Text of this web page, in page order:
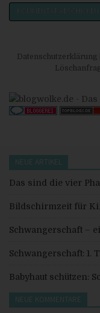
Datenschutzerklärung
NEUE ARTIKEL
Das sind die vier
Bildschirmzeit für
Schwangerschaft –
Schwangerschaft: 1.
Babyhaut schützen:
NEUE KOMMENTARE
Allgemeine
Cookies von